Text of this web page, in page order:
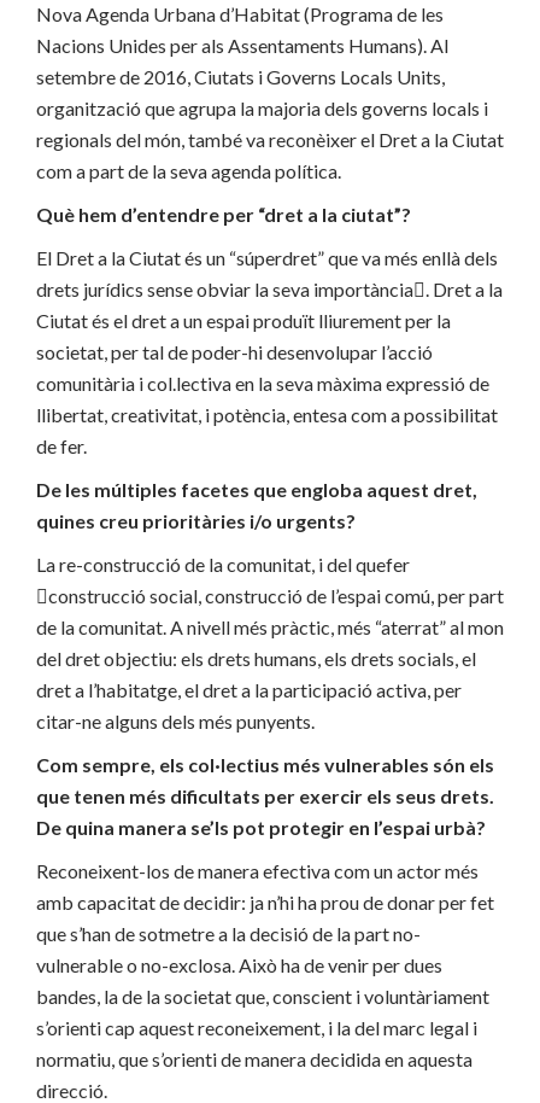
Nova Agenda Urbana d’Habitat (Programa de les
Nacions Unides per als Assentaments Humans). Al
setembre de 2016, Ciutats i Governs Locals Units,
organització que agrupa la majoria dels governs locals i
regionals del món, també va reconèixer el Dret a la Ciutat
com a part de la seva agenda política.
Què hem d’entendre per “dret a la ciutat”?
El Dret a la Ciutat és un “súperdret” que va més enllà dels
drets jurídics sense obviar la seva importància. Dret a la
Ciutat és el dret a un espai produït lliurement per la
societat, per tal de poder-hi desenvolupar l’acció
comunitària i col.lectiva en la seva màxima expressió de
llibertat, creativitat, i potència, entesa com a possibilitat
de fer.
De les múltiples facetes que engloba aquest dret,
quines creu prioritàries i/o urgents?
La re-construcció de la comunitat, i del quefer
construcció social, construcció de l’espai comú, per part
de la comunitat. A nivell més pràctic, més “aterrat” al mon
del dret objectiu: els drets humans, els drets socials, el
dret a l’habitatge, el dret a la participació activa, per
citar-ne alguns dels més punyents.
Com sempre, els col·lectius més vulnerables són els
que tenen més dificultats per exercir els seus drets.
De quina manera se’ls pot protegir en l’espai urbà?
Reconeixent-los de manera efectiva com un actor més
amb capacitat de decidir: ja n’hi ha prou de donar per fet
que s’han de sotmetre a la decisió de la part no-
vulnerable o no-exclosa. Això ha de venir per dues
bandes, la de la societat que, conscient i voluntàriament
s’orienti cap aquest reconeixement, i la del marc legal i
normatiu, que s’orienti de manera decidida en aquesta
direcció.